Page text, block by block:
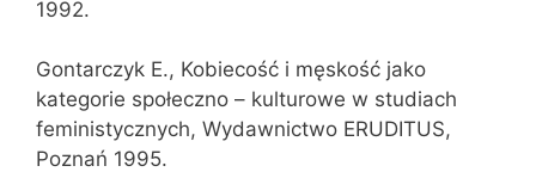
1992.
Gontarczyk E., Kobiecość i męskość jako
kategorie społeczno – kulturowe w studiach
feministycznych, Wydawnictwo ERUDITUS,
Poznań 1995.